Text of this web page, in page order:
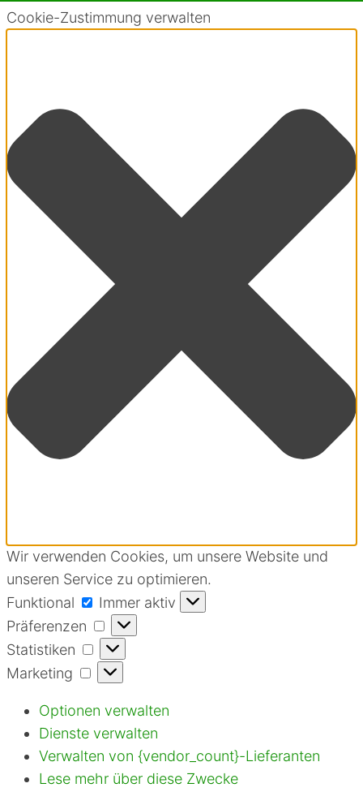
Cookie-Zustimmung verwalten
Wir verwenden Cookies, um unsere Website und
unseren Service zu optimieren.
Funktional
Funktional
Immer aktiv
Präferenzen
Präferenzen
Statistiken
Statistiken
Marketing
Marketing
Optionen verwalten
Dienste verwalten
Verwalten von {vendor_count}-Lieferanten
Lese mehr über diese Zwecke